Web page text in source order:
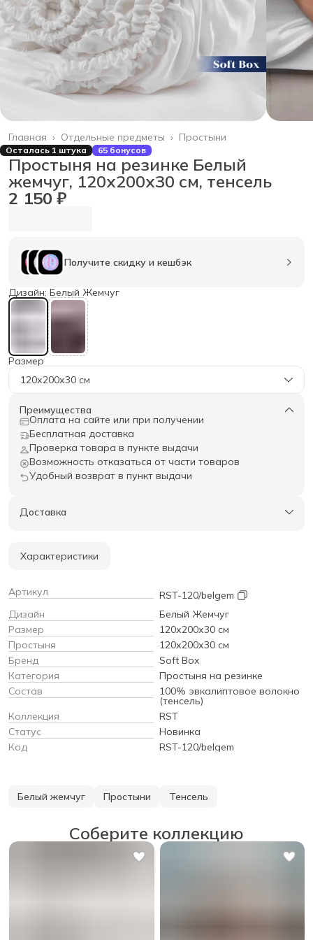
Простыни
Отдельные предметы ›
Главная ›
Осталась 1 штука 65 бонусов
Простыня на резинке Белый
жемчуг, 120х200х30 см, тенсель
2 150 ₽
Получите скидку и кешбэк
Дизайн: Белый Жемчуг
Размер
120х200х30 см
Преимущества
Оплата на сайте или при получении
Бесплатная доставка
Проверка товара в пункте выдачи
Возможность отказаться от части товаров
Удобный возврат в пункт выдачи
Доставка
Характеристики
Артикул
RST-120/belgem
Дизайн
Белый Жемчуг
Размер
120х200х30 см
Простыня
120х200х30 см
Бренд
Soft Box
Категория
Простыня на резинке
Состав
100% эвкалиптовое волокно
(тенсель)
Коллекция
RST
Статус
Новинка
Код
RST-120/belgem
Белый жемчуг Простыни Тенсель
Соберите коллекцию